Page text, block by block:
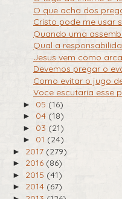
O que acha dos
Cristo pode me usar
Quando uma
Qual a
Jesus vem como
Devemos pregar o
Como evitar o jugo
Voce escutaria esse
► 05 (16)
► 04 (18)
► 03 (21)
► 01 (24)
► 2017 (279)
► 2016 (86)
► 2015 (41)
► 2014 (67)